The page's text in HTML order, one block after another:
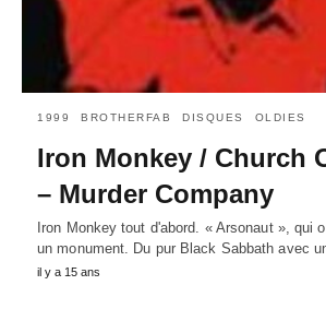
1999 BROTHERFAB DISQUES OLDIES
Iron Monkey / Church
– Murder Company
Iron Monkey tout d'abord. « Arsonaut », qui
un monument. Du pur Black Sabbath avec
il y a 15 ans